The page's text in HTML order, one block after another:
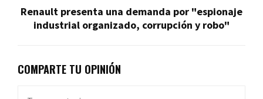
Renault presenta una demanda por "espionaje
industrial organizado, corrupción y robo"
COMPARTE TU OPINIÓN